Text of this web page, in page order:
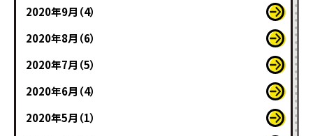
2020年9月（4）
2020年8月（6）
2020年7月（5）
2020年6月（4）
2020年5月（1）